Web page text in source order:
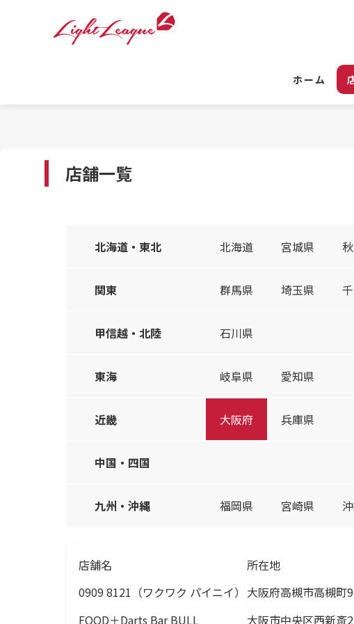
ホーム
店舗一覧
北海道・東北 北海道 宮城県
関東 群馬県 埼玉県
甲信越・北陸 石川県
東海 岐阜県 愛知県
近畿 大阪府 兵庫県
中国・四国
九州・沖縄 福岡県 宮崎県
店舗名 所在地
0909 8121（ワクワク パイニイ） 大阪府高槻市高槻町
FOOD＋Darts Bar BULL
大阪市中央区西新斎